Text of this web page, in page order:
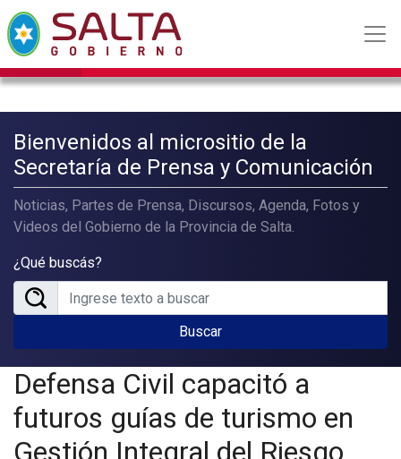
Bienvenidos al micrositio de la
Secretaría de Prensa y Comunicación
Noticias, Partes de Prensa, Discursos, Agenda, Fotos y
Videos del Gobierno de la Provincia de Salta.
¿Qué buscás?
Buscar
Defensa Civil capacitó a
futuros guías de turismo en
Gestión Integral del Riesgo